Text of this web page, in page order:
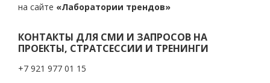
на сайте «Лаборатории трендов»
КОНТАКТЫ ДЛЯ СМИ И ЗАПРОСОВ НА
ПРОЕКТЫ, СТРАТСЕССИИ И ТРЕНИНГИ
+7 921 977 01 15